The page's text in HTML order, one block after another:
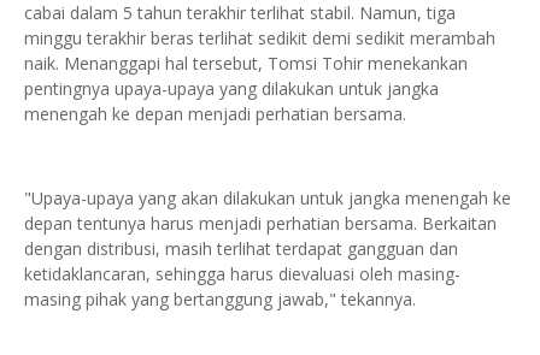
cabai dalam 5 tahun terakhir terlihat stabil. Namun, tiga
minggu terakhir beras terlihat sedikit demi sedikit merambah
naik. Menanggapi hal tersebut, Tomsi Tohir menekankan
pentingnya upaya-upaya yang dilakukan untuk jangka
menengah ke depan menjadi perhatian bersama.
"Upaya-upaya yang akan dilakukan untuk jangka menengah ke
depan tentunya harus menjadi perhatian bersama. Berkaitan
dengan distribusi, masih terlihat terdapat gangguan dan
ketidaklancaran, sehingga harus dievaluasi oleh masing-
masing pihak yang bertanggung jawab," tekannya.